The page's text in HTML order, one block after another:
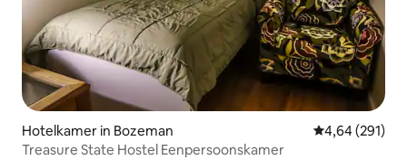
Hotelkamer in Bozeman Gemiddelde
4,64 (291)
Treasure State Hostel Eenpersoonskamer